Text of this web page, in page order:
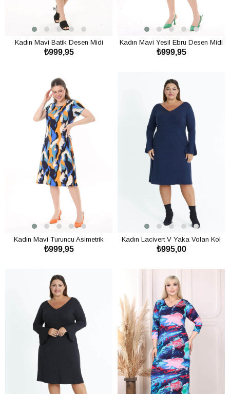
Kadın Mavi Batik Desen Midi
Elbise
₺999,95
Kadın Mavi Yeşil Ebru Desen Midi
Elbise
₺999,95
Kadın Mavi Turuncu Asimetrik
Desen Midi Elbise
₺999,95
Kadın Lacivert V Yaka Volan Kol
Büyük Beden Esnek Yün Viskon
₺995,00